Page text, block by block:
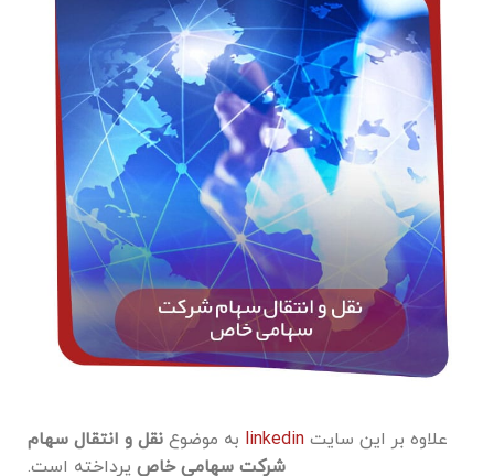
علاوه بر این سایتlinkedin به موضوعنقل و انتقال سهام
شرکت سهامی خاصپرداخته است.